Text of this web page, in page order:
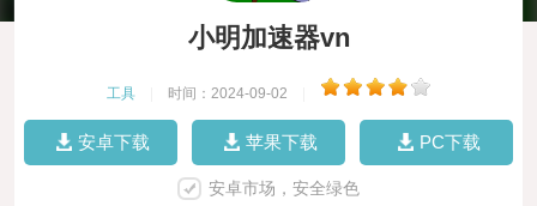
小明加速器vn
工具 时间：2024-09-02
安卓下载 苹果下载 PC下载
安卓市场，安全绿色